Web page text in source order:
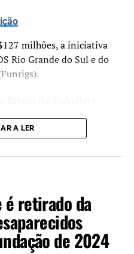
milhões, a iniciativa
Rio Grande do Sul e do
foram positivos. Cerca
economia local. Foram
3 mil deles já
R$ 13 milhões de
as
A LER
é retirado da
de 2024